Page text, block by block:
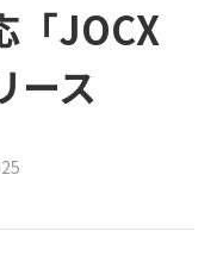
「JOCX
ース